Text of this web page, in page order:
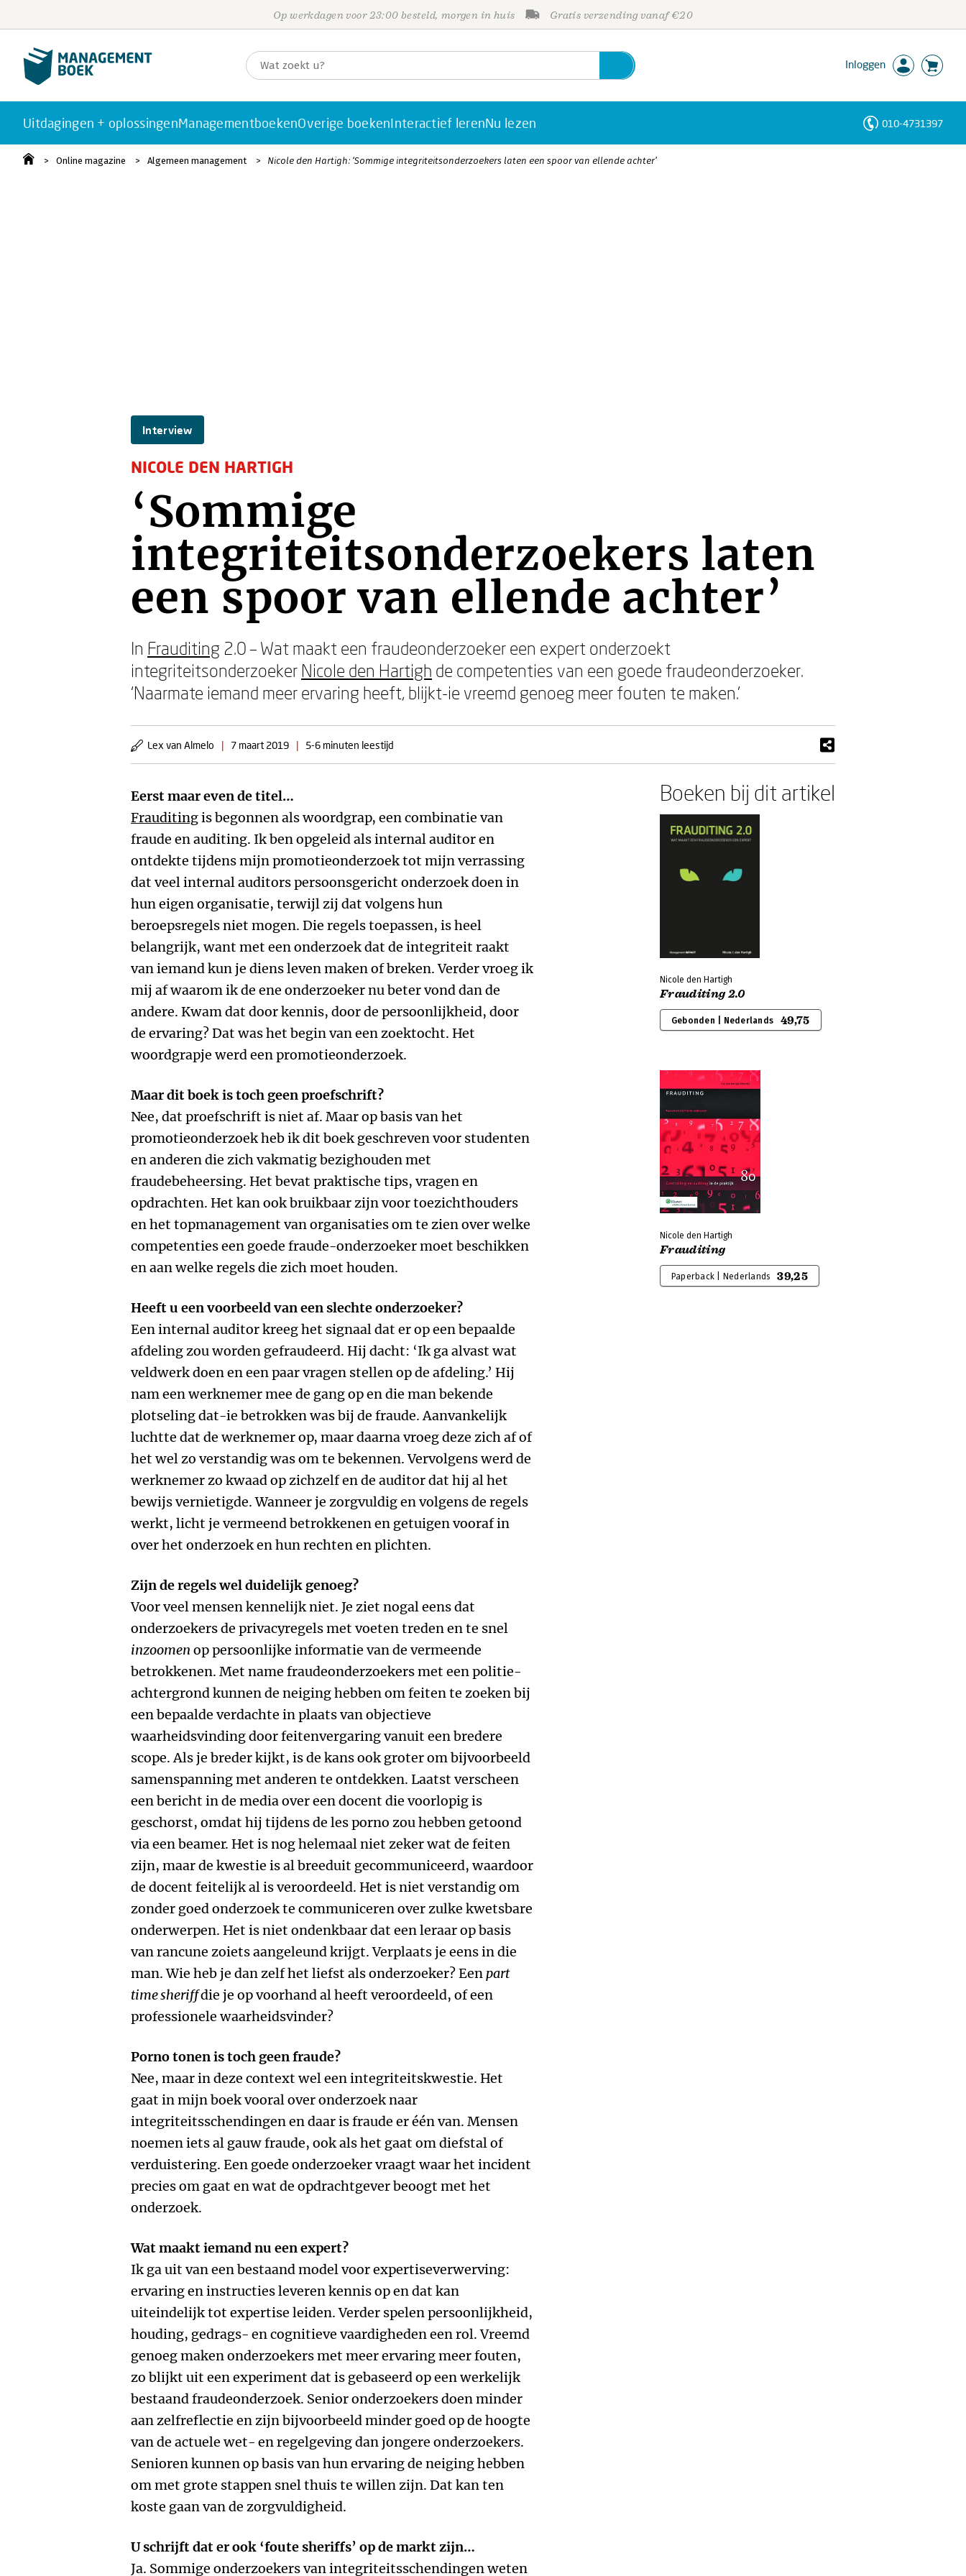
Op werkdagen voor 23:00 besteld, morgen in huis Gratis verzending vanaf €20
Inloggen
Uitdagingen + oplossingenManagementboekenOverige boekenInteractief lerenNu lezen 010-4731397
Online magazine Algemeen management Nicole den Hartigh: ‘Sommige integriteitsonderzoekers laten een spoor van ellende achter’
Interview
NICOLE DEN HARTIGH
‘Sommige
integriteitsonderzoekers laten
een spoor van ellende achter’
In Frauditing 2.0 – Wat maakt een fraudeonderzoeker een expert onderzoekt
integriteitsonderzoeker Nicole den Hartigh de competenties van een goede fraudeonderzoeker.
‘Naarmate iemand meer ervaring heeft, blijkt-ie vreemd genoeg meer fouten te maken.’
Lex van Almelo | 7 maart 2019 | 5-6 minuten leestijd
Eerst maar even de titel…
Frauditingis begonnen als woordgrap, een combinatie van
fraude en auditing. Ik ben opgeleid als internal auditor en
ontdekte tijdens mijn promotieonderzoek tot mijn verrassing
dat veel internal auditors persoonsgericht onderzoek doen in
hun eigen organisatie, terwijl zij dat volgens hun
beroepsregels niet mogen. Die regels toepassen, is heel
belangrijk, want met een onderzoek dat de integriteit raakt
van iemand kun je diens leven maken of breken. Verder vroeg ik
mij af waarom ik de ene onderzoeker nu beter vond dan de
andere. Kwam dat door kennis, door de persoonlijkheid, door
de ervaring? Dat was het begin van een zoektocht. Het
woordgrapje werd een promotieonderzoek.
Maar dit boek is toch geen proefschrift?
Nee, dat proefschrift is niet af. Maar op basis van het
promotieonderzoek heb ik dit boek geschreven voor studenten
en anderen die zich vakmatig bezighouden met
fraudebeheersing. Het bevat praktische tips, vragen en
opdrachten. Het kan ook bruikbaar zijn voor toezichthouders
en het topmanagement van organisaties om te zien over welke
competenties een goede fraude-onderzoeker moet beschikken
en aan welke regels die zich moet houden.
Heeft u een voorbeeld van een slechte onderzoeker?
Een internal auditor kreeg het signaal dat er op een bepaalde
afdeling zou worden gefraudeerd. Hij dacht: ‘Ik ga alvast wat
veldwerk doen en een paar vragen stellen op de afdeling.’ Hij
nam een werknemer mee de gang op en die man bekende
plotseling dat-ie betrokken was bij de fraude. Aanvankelijk
luchtte dat de werknemer op, maar daarna vroeg deze zich af of
het wel zo verstandig was om te bekennen. Vervolgens werd de
werknemer zo kwaad op zichzelf en de auditor dat hij al het
bewijs vernietigde. Wanneer je zorgvuldig en volgens de regels
werkt, licht je vermeend betrokkenen en getuigen vooraf in
over het onderzoek en hun rechten en plichten.
Zijn de regels wel duidelijk genoeg?
Voor veel mensen kennelijk niet. Je ziet nogal eens dat
onderzoekers de privacyregels met voeten treden en te snel
inzoomen op persoonlijke informatie van de vermeende
betrokkenen. Met name fraudeonderzoekers met een politie-
achtergrond kunnen de neiging hebben om feiten te zoeken bij
een bepaalde verdachte in plaats van objectieve
waarheidsvinding door feitenvergaring vanuit een bredere
scope. Als je breder kijkt, is de kans ook groter om bijvoorbeeld
samenspanning met anderen te ontdekken. Laatst verscheen
een bericht in de media over een docent die voorlopig is
geschorst, omdat hij tijdens de les porno zou hebben getoond
via een beamer. Het is nog helemaal niet zeker wat de feiten
zijn, maar de kwestie is al breeduit gecommuniceerd, waardoor
de docent feitelijk al is veroordeeld. Het is niet verstandig om
zonder goed onderzoek te communiceren over zulke kwetsbare
onderwerpen. Het is niet ondenkbaar dat een leraar op basis
van rancune zoiets aangeleund krijgt. Verplaats je eens in die
man. Wie heb je dan zelf het liefst als onderzoeker? Eenpart
time sheriffdie je op voorhand al heeft veroordeeld, of een
professionele waarheidsvinder?
Porno tonen is toch geen fraude?
Nee, maar in deze context wel een integriteitskwestie. Het
gaat in mijn boek vooral over onderzoek naar
integriteitsschendingen en daar is fraude er één van. Mensen
noemen iets al gauw fraude, ook als het gaat om diefstal of
verduistering. Een goede onderzoeker vraagt waar het incident
precies om gaat en wat de opdrachtgever beoogt met het
onderzoek.
Wat maakt iemand nu een expert?
Ik ga uit van een bestaand model voor expertiseverwerving:
ervaring en instructies leveren kennis op en dat kan
uiteindelijk tot expertise leiden. Verder spelen persoonlijkheid,
houding, gedrags- en cognitieve vaardigheden een rol. Vreemd
genoeg maken onderzoekers met meer ervaring meer fouten,
zo blijkt uit een experiment dat is gebaseerd op een werkelijk
bestaand fraudeonderzoek. Senior onderzoekers doen minder
aan zelfreflectie en zijn bijvoorbeeld minder goed op de hoogte
van de actuele wet- en regelgeving dan jongere onderzoekers.
Senioren kunnen op basis van hun ervaring de neiging hebben
om met grote stappen snel thuis te willen zijn. Dat kan ten
koste gaan van de zorgvuldigheid.
U schrijft dat er ook ‘foute sheriffs’ op de markt zijn…
Ja. Sommige onderzoekers van integriteitsschendingen weten
Boeken bij dit artikel
Nicole den Hartigh
Frauditing 2.0
Gebonden | Nederlands 49,75
Nicole den Hartigh
Frauditing
Paperback | Nederlands 39,25
Personen